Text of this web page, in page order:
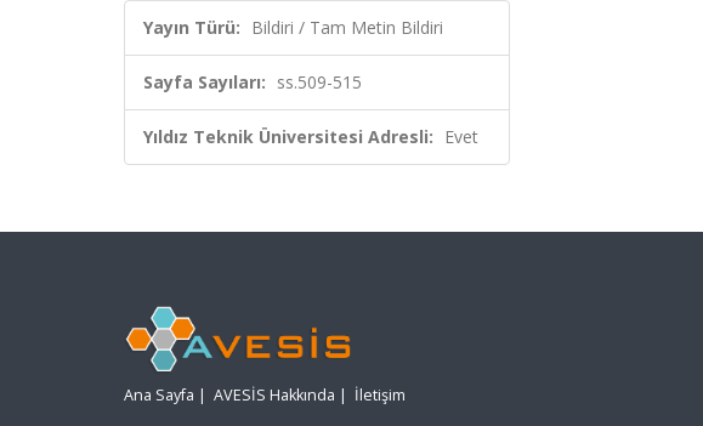
Yayın Türü: Bildiri / Tam Metin Bildiri
Sayfa Sayıları: ss.509-515
Yıldız Teknik Üniversitesi Adresli: Evet
Ana Sayfa | AVESİS Hakkında | İletişim